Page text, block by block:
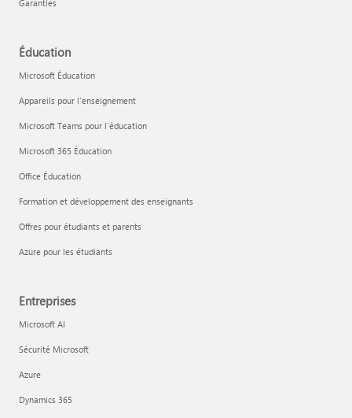
Garanties
Éducation
Microsoft Éducation
Appareils pour l’enseignement
Microsoft Teams pour l’éducation
Microsoft 365 Éducation
Office Éducation
Formation et développement des enseignants
Offres pour étudiants et parents
Azure pour les étudiants
Entreprises
Microsoft AI
Sécurité Microsoft
Azure
Dynamics 365